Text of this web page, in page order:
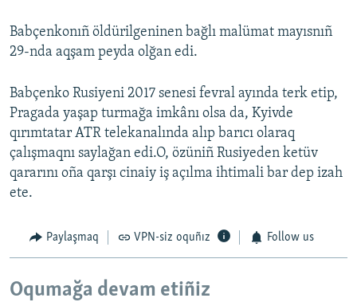
Babçenkonıñ öldürilgeninen bağlı malümat mayısnıñ
29-nda aqşam peyda olğan edi.
Babçenko Rusiyeni 2017 senesi fevral ayında terk etip,
Pragada yaşap turmağa imkânı olsa da, Kyivde
qırımtatar ATR telekanalında alıp barıcı olaraq
çalışmaqnı saylağan edi.O, özüniñ Rusiyeden ketüv
qararını oña qarşı cinaiy iş açılma ihtimali bar dep izah
ete.
Paylaşmaq VPN-siz oquñız Follow us
Oqumağa devam etiñiz